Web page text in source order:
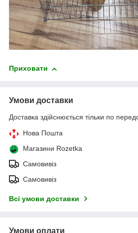
Приховати
Умови доставки
Доставка здійснюється тільки по
Нова Пошта
Магазини Rozetka
Самовивіз
Самовивіз
Всі умови доставки
Умови оплати